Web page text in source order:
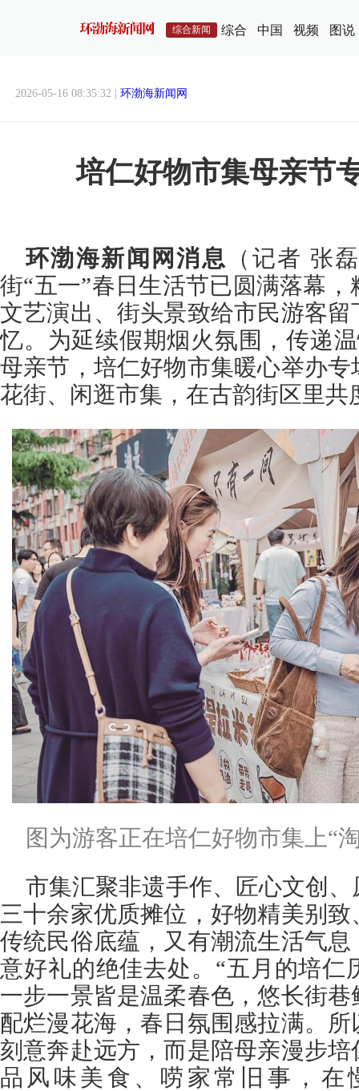
综合新闻 综合 中国 视频 图说
2026-05-16 08:35:32 | 环渤海新闻网
培仁好物市集母亲节
环渤海新闻网消息
（记者 张
街“五一”春日生活节已圆满落幕
文艺演出、街头景致给市民游客
忆。为延续假期烟火氛围，传递
母亲节，培仁好物市集暖心举办
花街、闲逛市集，在古韵街区里共
图为游客正在培仁好物市集上“
市集汇聚非遗手作、匠心文创
三十余家优质摊位，好物精美别
传统民俗底蕴，又有潮流生活气
意好礼的绝佳去处。“五月的培仁
一步一景皆是温柔春色，悠长街
配烂漫花海，春日氛围感拉满。
刻意奔赴远方，而是陪母亲漫步
品风味美食、唠家常旧事，在